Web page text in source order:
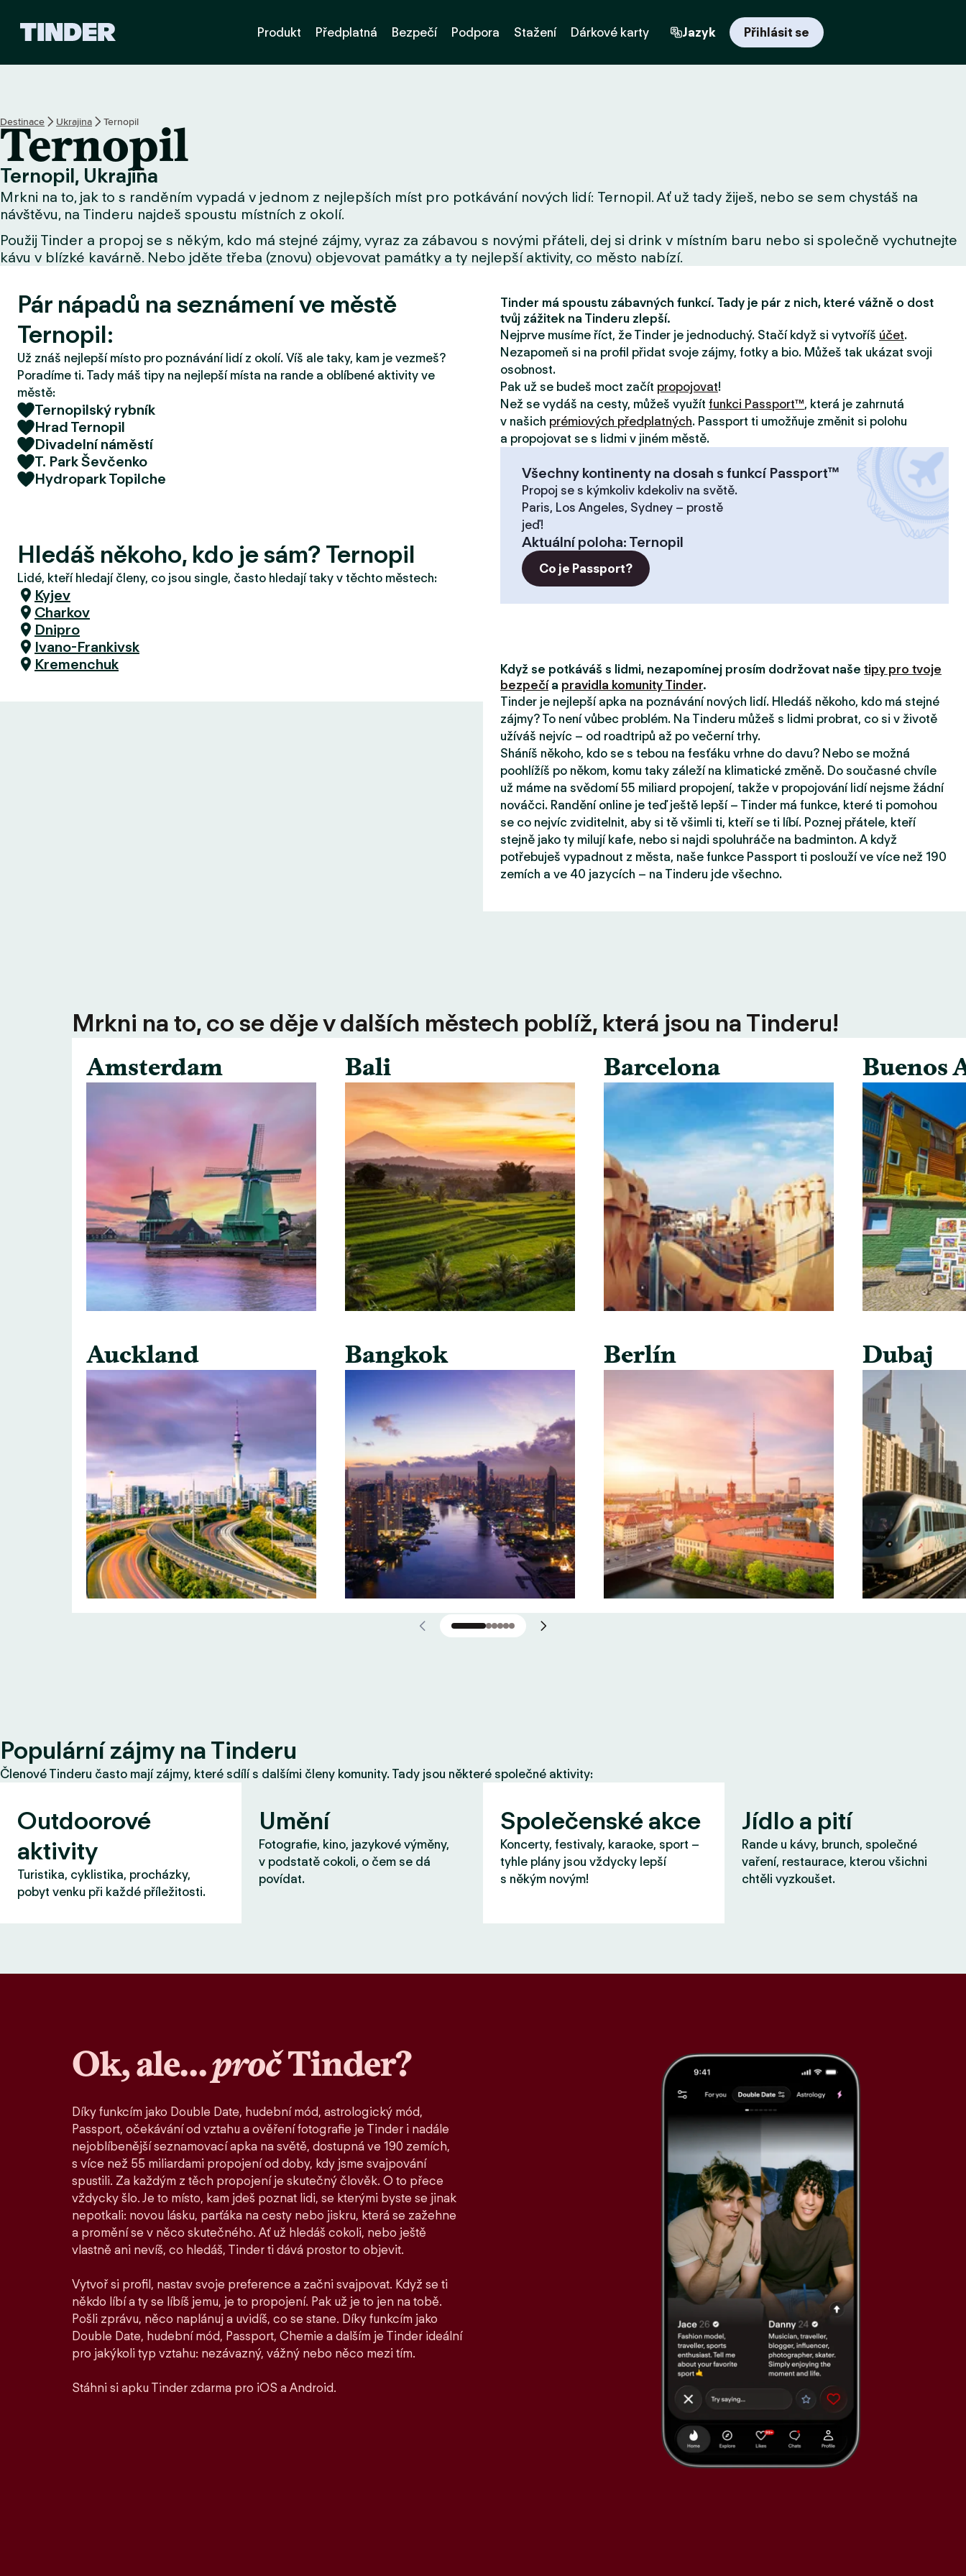
k
á
s
t
r
á
n
a
T
d
e
Produkt Předplatná Bezpečí Podpora Stažení Dárkové karty Jazyk Přihlásit se
Destinace Ukrajina Ternopil
Ternopil
Ternopil, Ukrajina
Mrkni na to, jak to s randěním vypadá v jednom z nejlepších míst pro potkávání nových lidí: Ternopil. Ať už tady žiješ, nebo se sem chystáš na
návštěvu, na Tinderu najdeš spoustu místních z okolí.
Použij Tinder a propoj se s někým, kdo má stejné zájmy, vyraz za zábavou s novými přáteli, dej si drink v místním baru nebo si společně vychutnejte
kávu v blízké kavárně. Nebo jděte třeba (znovu) objevovat památky a ty nejlepší aktivity, co město nabízí.
Pár nápadů na seznámení ve městě
Ternopil:
Už znáš nejlepší místo pro poznávání lidí z okolí. Víš ale taky, kam je vezmeš?
Poradíme ti. Tady máš tipy na nejlepší místa na rande a oblíbené aktivity ve
městě:
Ternopilský rybník
Hrad Ternopil
Divadelní náměstí
T. Park Ševčenko
Hydropark Topilche
Hledáš někoho, kdo je sám? Ternopil
Lidé, kteří hledají členy, co jsou single, často hledají taky v těchto městech:
Kyjev
Charkov
Dnipro
Ivano-Frankivsk
Kremenchuk
Tinder má spoustu zábavných funkcí. Tady je pár z nich, které vážně o dost
tvůj zážitek na Tinderu zlepší.
Nejprve musíme říct, že Tinder je jednoduchý. Stačí když si vytvoříš účet.
Nezapomeň si na profil přidat svoje zájmy, fotky a bio. Můžeš tak ukázat svoji
osobnost.
Pak už se budeš moct začít propojovat!
Než se vydáš na cesty, můžeš využít funkci Passport™, která je zahrnutá
v našich prémiových předplatných. Passport ti umožňuje změnit si polohu
a propojovat se s lidmi v jiném městě.
Všechny kontinenty na dosah s funkcí Passport™
Propoj se s kýmkoliv kdekoliv na světě.
Paris, Los Angeles, Sydney – prostě
jeď!
Aktuální poloha: Ternopil
Co je Passport?
Když se potkáváš s lidmi, nezapomínej prosím dodržovat naše tipy pro tvoje
bezpečía pravidla komunity Tinder.
Tinder je nejlepší apka na poznávání nových lidí. Hledáš někoho, kdo má stejné
zájmy? To není vůbec problém. Na Tinderu můžeš s lidmi probrat, co si v životě
užíváš nejvíc – od roadtripů až po večerní trhy.
Sháníš někoho, kdo se s tebou na fesťáku vrhne do davu? Nebo se možná
poohlížíš po někom, komu taky záleží na klimatické změně. Do současné chvíle
už máme na svědomí 55 miliard propojení, takže v propojování lidí nejsme žádní
nováčci. Randění online je teď ještě lepší – Tinder má funkce, které ti pomohou
se co nejvíc zviditelnit, aby si tě všimli ti, kteří se ti líbí. Poznej přátele, kteří
stejně jako ty milují kafe, nebo si najdi spoluhráče na badminton. A když
potřebuješ vypadnout z města, naše funkce Passport ti poslouží ve více než 190
zemích a ve 40 jazycích – na Tinderu jde všechno.
Mrkni na to, co se děje v dalších městech poblíž, která jsou na Tinderu!
Amsterdam
Auckland
Bali
Bangkok
Barcelona
Berlín
Buenos
Dubaj
Populární zájmy na Tinderu
Členové Tinderu často mají zájmy, které sdílí s dalšími členy komunity. Tady jsou některé společné aktivity:
Outdoorové
aktivity
Turistika, cyklistika, procházky,
pobyt venku při každé příležitosti.
Umění
Fotografie, kino, jazykové výměny,
v podstatě cokoli, o čem se dá
povídat.
Společenské akce
Koncerty, festivaly, karaoke, sport –
tyhle plány jsou vždycky lepší
s někým novým!
Jídlo a pití
Rande u kávy, brunch, společné
vaření, restaurace, kterou všichni
chtěli vyzkoušet.
Ok, ale…pročTinder?
Díky funkcím jako Double Date, hudební mód, astrologický mód,
Passport, očekávání od vztahu a ověření fotografie je Tinder i nadále
nejoblíbenější seznamovací apka na světě, dostupná ve 190 zemích,
s více než 55 miliardami propojení od doby, kdy jsme svajpování
spustili. Za každým z těch propojení je skutečný člověk. O to přece
vždycky šlo. Je to místo, kam jdeš poznat lidi, se kterými byste se jinak
nepotkali: novou lásku, parťáka na cesty nebo jiskru, která se zažehne
a promění se v něco skutečného. Ať už hledáš cokoli, nebo ještě
vlastně ani nevíš, co hledáš, Tinder ti dává prostor to objevit.
Vytvoř si profil, nastav svoje preference a začni svajpovat. Když se ti
někdo líbí a ty se líbíš jemu, je to propojení. Pak už je to jen na tobě.
Pošli zprávu, něco naplánuj a uvidíš, co se stane. Díky funkcím jako
Double Date, hudební mód, Passport, Chemie a dalším je Tinder ideální
pro jakýkoli typ vztahu: nezávazný, vážný nebo něco mezi tím.
Stáhni si apku Tinder zdarma pro iOS a Android.